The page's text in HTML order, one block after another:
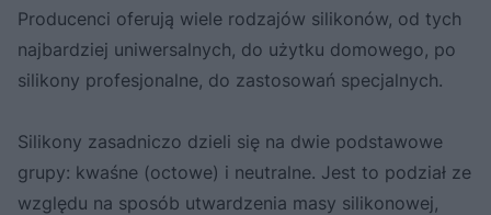
Producenci oferują wiele rodzajów silikonów, od tych
najbardziej uniwersalnych, do użytku domowego, po
silikony profesjonalne, do zastosowań specjalnych.
Silikony zasadniczo dzieli się na dwie podstawowe
grupy: kwaśne (octowe) i neutralne. Jest to podział ze
względu na sposób utwardzenia masy silikonowej,